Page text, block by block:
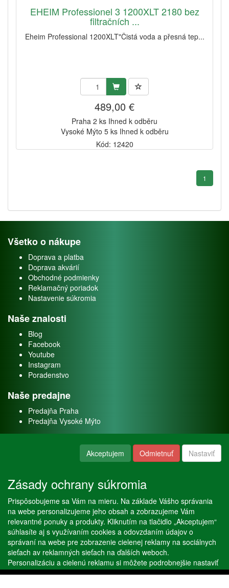
EHEIM Professionel 3 1200XLT 2180 bez
filtračních ...
Eheim Professional 1200XLT"Čistá voda a přesná tep...
489,00 €
Praha 2 ks Ihned k odběru
Vysoké Mýto 5 ks Ihned k odběru
Kód: 12420
1
Všetko o nákupe
Doprava a platba
Doprava akvárií
Obchodné podmienky
Reklamačný poriadok
Nastavenie súkromia
Naše znalosti
Blog
Facebook
Youtube
Instagram
Poradenstvo
Naše predajne
Predajňa Praha
Predajňa Vysoké Mýto
Naše služby
Servis
Predaj akváriových rýb
Predaj akváriových rastlín
Copyright © Stöckl spol. s r. o. 2020, powered byABRA E-shop
Akceptujem Odmietnuť Nastaviť
Zásady ochrany súkromia
Prispôsobujeme sa Vám na mieru. Na základe Vášho správania
na webe personalizujeme jeho obsah a zobrazujeme Vám
relevantné ponuky a produkty. Kliknutím na tlačidlo „Akceptujem“
súhlasíte aj s využívaním cookies a odovzdaním údajov o
správaní na webe pre zobrazenie cielenej reklamy na sociálnych
sieťach av reklamných sieťach na ďalších weboch.
Personalizáciu a cielenú reklamu si môžete podrobnejšie nastaviť
alebo kedykoľvek vypnúť po kliknutí na tlačidlo „Nastaviť“.